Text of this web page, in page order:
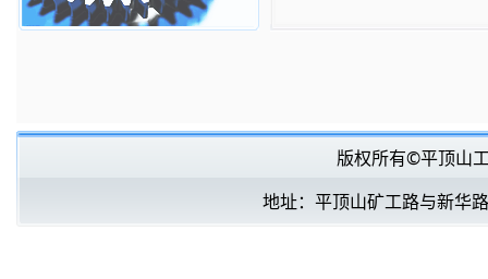
版权所有©平顶山
地址：平顶山矿工路与新华